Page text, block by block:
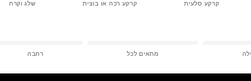
קרקע סלעית קרקע רכה או בוצית שלג וקרח
מתאים לכל רחבה